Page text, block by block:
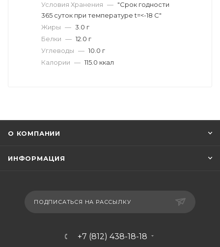
Условия Хранения — "Срок годности
365 суток при температуре t=<-18 С"
Жиры — 3.0 г
Белки — 12.0 г
Углеводы — 10.0 г
Калории — 115.0 ккал
О КОМПАНИИ
ИНФОРМАЦИЯ
ПОДПИСАТЬСЯ НА РАССЫЛКУ
+7 (812) 438-18-18